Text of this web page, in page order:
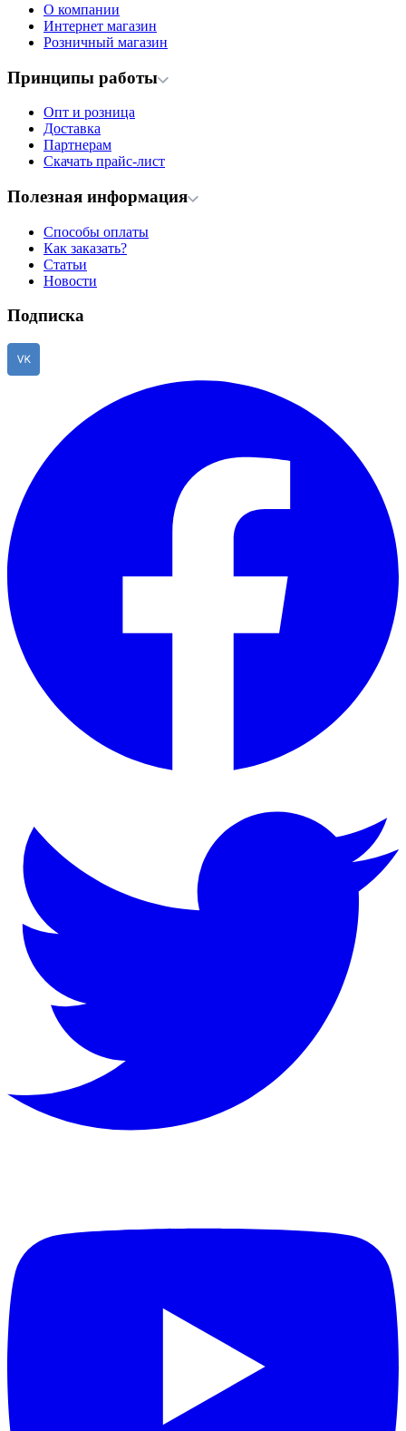
О компании
Интернет магазин
Розничный магазин
Принципы работы
Опт и розница
Доставка
Партнерам
Скачать прайс-лист
Полезная информация
Способы оплаты
Как заказать?
Статьи
Новости
Подписка